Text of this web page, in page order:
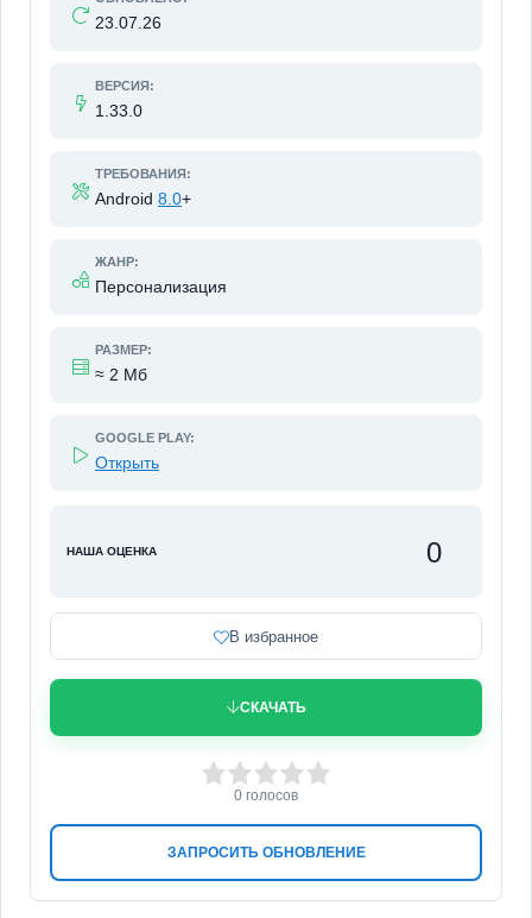
23.07.26
ВЕРСИЯ:
1.33.0
ТРЕБОВАНИЯ:
Android 8.0+
ЖАНР:
Персонализация
РАЗМЕР:
≈ 2 Мб
GOOGLE PLAY:
Открыть
НАША ОЦЕНКА 0
В избранное
СКАЧАТЬ
ЗАПРОСИТЬ ОБНОВЛЕНИЕ
3 4 5
0 голосов